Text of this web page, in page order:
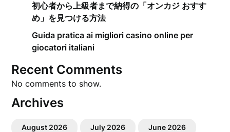
初心者から上級者まで納得の「オンカジ おすす
め」を見つける方法
Guida pratica ai migliori casino online per
giocatori italiani
Recent Comments
No comments to show.
Archives
August 2026 July 2026 June 2026